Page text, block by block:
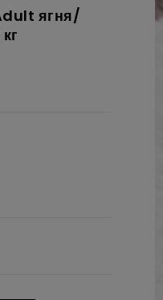
ягня/